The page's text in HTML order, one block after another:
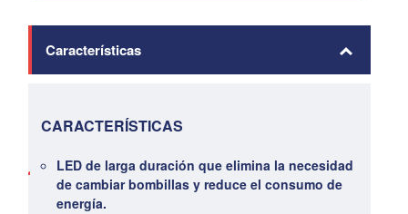
Características
CARACTERÍSTICAS
LED de larga duración que elimina la necesidad
de cambiar bombillas y reduce el consumo de
energía.